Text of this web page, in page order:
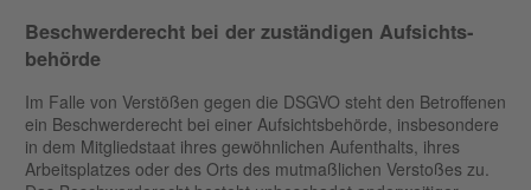
Beschwerde­recht bei der zuständigen Aufsichts­
behörde
Im Falle von Verstößen gegen die DSGVO steht den Betroffenen
ein Beschwerderecht bei einer Aufsichtsbehörde, insbesondere
in dem Mitgliedstaat ihres gewöhnlichen Aufenthalts, ihres
Arbeitsplatzes oder des Orts des mutmaßlichen Verstoßes zu.